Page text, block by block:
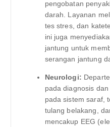
pengobatan
darah. Layanan
tes stres, dan
ini juga
jantung untuk
serangan jantung
Neurologi:
pada diagnosis
pada sistem saraf,
tulang belakang,
mencakup EEG